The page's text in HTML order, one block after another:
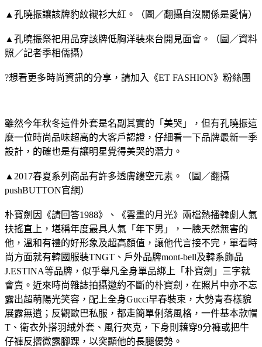
▲孔曉振讓該牌豹紋襯衫大紅。（圖／翻攝自沒關係是愛情）
▲孔曉振祭祀用品穿該牌低胸洋裝來台開見面會。（圖／資料
照／記者季相儒攝）
?想看更多時尚資訊的分享，請加入《ET FASHION》粉絲團
雖然今年秋冬這件外套是名副其實的「美哭」，但有孔曉振這
麼一位時尚品味超高的大客戶認證，仔細看一下品牌最新一季
設計，的確也是有讓明星覺得美哭的潛力。
▲2017春夏系列商品有許多透膚鏤空元素。（圖／翻攝
pushBUTTON官網）
朴寶劍因《請回答1988》、《雲畫的月光》兩檔熱播韓劇人氣
扶搖直上，堪稱年度最具人氣「年下男」，一臉天然無害的
他，溫和有禮的好形象及超高顏值，讓他代言接不完，單看時
尚方面就有韓國服裝TNGT、戶外品牌mont-bell及韓系飾品
J.ESTINA等品牌，似乎舉凡全身單品綁上「朴寶劍」三字就
會賣。近來時尚雜誌拍攝邀約不斷的朴寶劍，在照片中亦不忘
露出超萌陽光笑容，配上全身Gucci早春裝束，大勢青春樣貌
展露無遺；反觀歐巴私服，都走簡單俐落風格，一件基本款帽
T、衛衣外搭羽絨外套、風行夾克，下身則藉穿9分褲或把牛
仔褲反摺微露腳踝，以突顯他的長腿優勢。